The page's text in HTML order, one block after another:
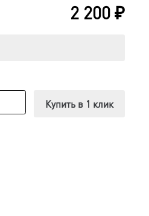
2 200₽
Купить в 1 клик